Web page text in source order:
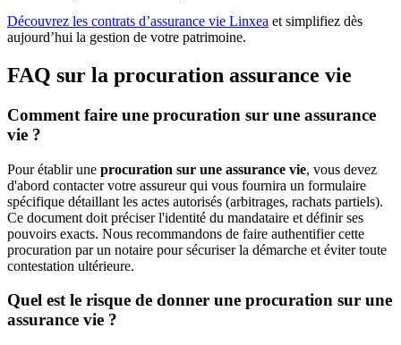
Découvrez les contrats d’assurance vie Linxea et simplifiez dès
aujourd’hui la gestion de votre patrimoine.
FAQ sur la procuration assurance vie
Comment faire une procuration sur une assurance
vie ?
Pour établir une procuration sur une assurance vie, vous devez
d'abord contacter votre assureur qui vous fournira un formulaire
spécifique détaillant les actes autorisés (arbitrages, rachats partiels).
Ce document doit préciser l'identité du mandataire et définir ses
pouvoirs exacts. Nous recommandons de faire authentifier cette
procuration par un notaire pour sécuriser la démarche et éviter toute
contestation ultérieure.
Quel est le risque de donner une procuration sur une
assurance vie ?